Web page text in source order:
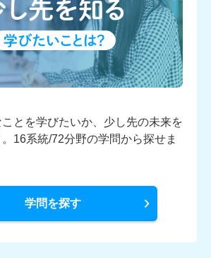
とを学びたいか、 少し先の未来を
16系統/72分野の学問から探せま
学問を探す